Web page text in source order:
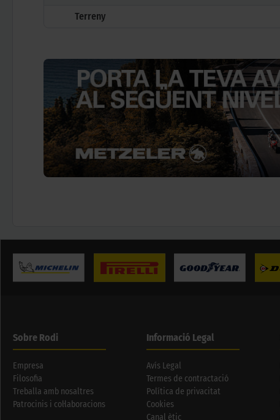
Terreny
Sobre Rodi
Empresa
Filosofia
Treballa amb nosaltres
Patrocinis i col·laboracions
Informació Legal
Avís Legal
Termes de contractació
Política de privacitat
Cookies
Canal ètic